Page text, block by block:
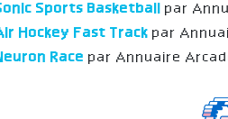
Sports Basketball par
Hockey Fast Track par
Race par Annuaire